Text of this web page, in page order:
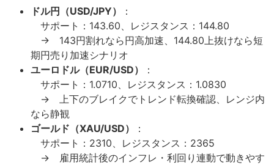
ドル円（USD/JPY）
：
サポート：143.60、レジスタンス：144.80
→ 143円割れなら円高加速、144.80上抜けなら短
期円売り加速シナリオ
ユーロドル（EUR/USD）
：
サポート：1.0710、レジスタンス：1.0830
→ 上下のブレイクでトレンド転換確認、レンジ内
なら静観
ゴールド（XAU/USD）
：
サポート：2310、レジスタンス：2365
→ 雇用統計後のインフレ・利回り連動で動きやす